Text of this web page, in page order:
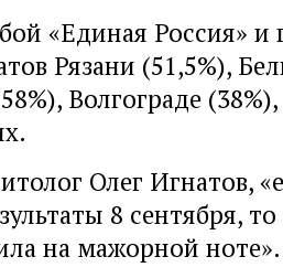
«Единая Россия» и
Рязани (51,5%),
Волгограде
Олег Игнатов,
8 сентября,
на мажорной ноте».